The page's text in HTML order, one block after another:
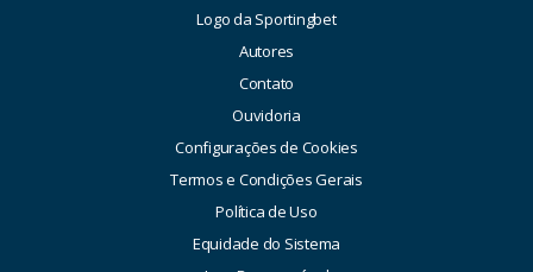
Logo da Sportingbet
Autores
Contato
Ouvidoria
Configurações de Cookies
Termos e Condições Gerais
Política de Uso
Equidade do Sistema